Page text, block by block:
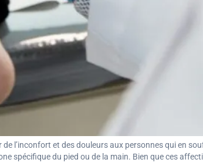
l’inconfort et des douleurs aux personnes qui en
spécifique du pied ou de la main. Bien que ces